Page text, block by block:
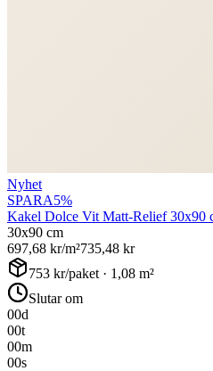
Nyhet
SPARA5%
Kakel Dolce Vit Matt-Relief 30x90
30x90 cm
697,68 kr/m²735,48 kr
753 kr/paket · 1,08 m²
Slutar om
00d
00t
00m
00s